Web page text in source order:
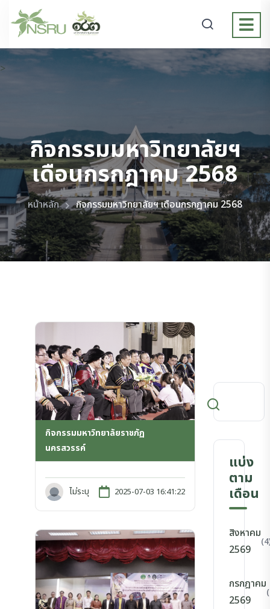
>
กิจกรรมมหาวิทยาลัยฯ
เดือนกรกฎาคม 2568
หน้าหลัก กิจกรรมมหาวิทยาลัยฯ เดือนกรกฎาคม 2568
กิจกรรมมหาวิทยาลัยราชภัฏ
นครสวรรค์
ไม่ระบุ 2025-07-03 16:41:22
แบ่ง
ตาม
เดือน
สิงหาคม
2569
กรกฎาคม
2569